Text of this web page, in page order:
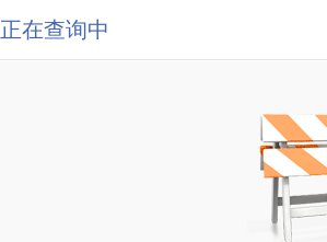
正在查询中